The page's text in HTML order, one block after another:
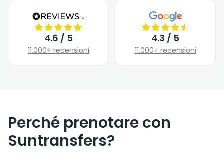
4.6 / 5
11.000+ recensioni
4.3 / 5
11.000+ recensioni
Perché prenotare con
Suntransfers?